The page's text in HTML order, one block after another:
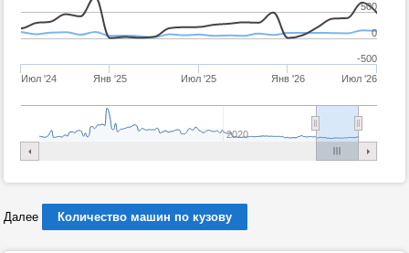
Июл '24 Янв '25 Июл '25 Янв '26 Июл '26
2020
0
500
-500
Далее Количество машин по кузову